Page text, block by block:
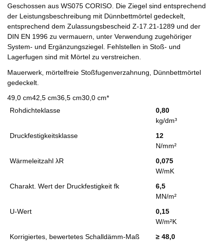
Geschossen aus WS075 CORISO. Die Ziegel sind entsprechend
der Leistungsbeschreibung mit Dünnbettmörtel gedeckelt,
entsprechend dem Zulassungsbescheid Z-17.21-1289 und der
DIN EN 1996 zu vermauern, unter Verwendung zugehöriger
System- und Ergänzungsziegel. Fehlstellen in Stoß- und
Lagerfugen sind mit Mörtel zu verstreichen.
Mauerwerk, mörtelfreie Stoßfugenverzahnung, Dünnbettmörtel
gedeckelt.
49,0 cm42,5 cm36,5 cm30,0 cm*
Rohdichteklasse
0,80
kg/dm³
Druckfestigkeitsklasse
12
N/mm²
Wärmeleitzahl λR
0,075
W/mK
Charakt. Wert der Druckfestigkeit fk
6,5
MN/m²
U-Wert
0,15
W/m²K
Korrigiertes, bewertetes Schalldämm-Maß
≥ 48,0